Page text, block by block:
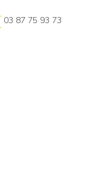
03 87 75 93 73